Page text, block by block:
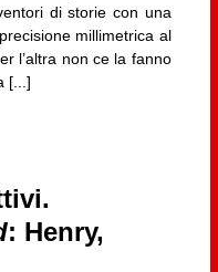
di storie con una
millimetrica al
l’altra non ce la fanno
[...]
: Henry,